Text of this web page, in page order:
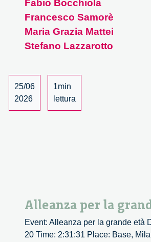
necessaria
–
1/4
Fabio Bocchiola
Francesco Samorè
Maria Grazia Mattei
Stefano Lazzarotto
25/06
2026
1min
lettura
Alleanza per la
Event: Alleanza per la grande età
20 Time: 2:31:31 Place: Base,